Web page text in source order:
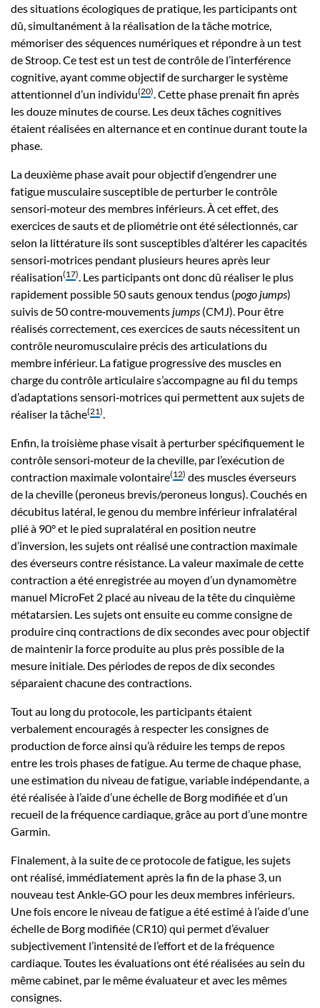
des situations écologiques de pratique, les participants ont
dû, simultanément à la réalisation de la tâche motrice,
mémoriser des séquences numériques et répondre à un test
de Stroop. Ce test est un test de contrôle de l’interférence
cognitive, ayant comme objectif de surcharger le système
attentionnel d’un individu(20). Cette phase prenait fin après
les douze minutes de course. Les deux tâches cognitives
étaient réalisées en alternance et en continue durant toute la
phase.
La deuxième phase avait pour objectif d’engendrer une
fatigue musculaire susceptible de perturber le contrôle
sensori‑moteur des membres inférieurs. À cet effet, des
exercices de sauts et de pliométrie ont été sélectionnés, car
selon la littérature ils sont susceptibles d’altérer les capacités
sensori‑motrices pendant plusieurs heures après leur
réalisation(17). Les participants ont donc dû réaliser le plus
rapidement possible 50 sauts genoux tendus (pogo jumps)
suivis de 50 contre‑mouvements jumps (CMJ). Pour être
réalisés correctement, ces exercices de sauts nécessitent un
contrôle neuromusculaire précis des articulations du
membre inférieur. La fatigue progressive des muscles en
charge du contrôle articulaire s’accompagne au fil du temps
d’adaptations sensori‑motrices qui permettent aux sujets de
réaliser la tâche(21).
Enfin, la troisième phase visait à perturber spécifiquement le
contrôle sensori‑moteur de la cheville, par l’exécution de
contraction maximale volontaire(12) des muscles éverseurs
de la cheville (peroneus brevis/peroneus longus). Couchés en
décubitus latéral, le genou du membre inférieur infralatéral
plié à 90° et le pied supralatéral en position neutre
d’inversion, les sujets ont réalisé une contraction maximale
des éverseurs contre résistance. La valeur maximale de cette
contraction a été enregistrée au moyen d’un dynamomètre
manuel MicroFet 2 placé au niveau de la tête du cinquième
métatarsien. Les sujets ont ensuite eu comme consigne de
produire cinq contractions de dix secondes avec pour objectif
de maintenir la force produite au plus près possible de la
mesure initiale. Des périodes de repos de dix secondes
séparaient chacune des contractions.
Tout au long du protocole, les participants étaient
verbalement encouragés à respecter les consignes de
production de force ainsi qu’à réduire les temps de repos
entre les trois phases de fatigue. Au terme de chaque phase,
une estimation du niveau de fatigue, variable indépendante, a
été réalisée à l’aide d’une échelle de Borg modifiée et d’un
recueil de la fréquence cardiaque, grâce au port d’une montre
Garmin.
Finalement, à la suite de ce protocole de fatigue, les sujets
ont réalisé, immédiatement après la fin de la phase 3, un
nouveau test Ankle‑GO pour les deux membres inférieurs.
Une fois encore le niveau de fatigue a été estimé à l’aide d’une
échelle de Borg modifiée (CR10) qui permet d’évaluer
subjectivement l’intensité de l’effort et de la fréquence
cardiaque. Toutes les évaluations ont été réalisées au sein du
même cabinet, par le même évaluateur et avec les mêmes
consignes.